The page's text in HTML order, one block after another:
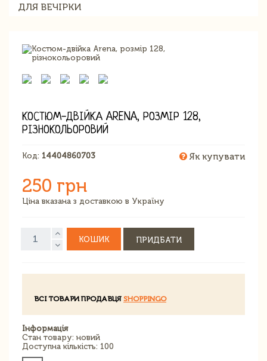
ДЛЯ ВЕЧІРКИ
КОСТЮМ-ДВІЙКА ARENA, РОЗМІР 128,
РІЗНОКОЛЬОРОВИЙ
Код: 14404860703 Як купувати
250 грн
Ціна вказана з доставкою в Україну
КОШИК ПРИДБАТИ
ВСІ ТОВАРИ ПРОДАВЦЯ SHOPPINGO
Інформація
Стан товару: новий
Доступна кількість: 100